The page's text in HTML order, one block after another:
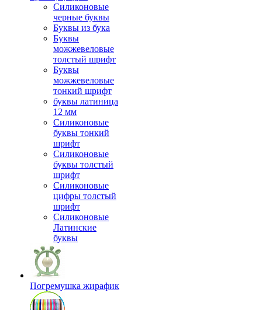
Силиконовые
черные буквы
Буквы из бука
Буквы
можжевеловые
толстый шрифт
Буквы
можжевеловые
тонкий шрифт
буквы латиница
12 мм
Силиконовые
буквы тонкий
шрифт
Силиконовые
буквы толстый
шрифт
Силиконовые
цифры толстый
шрифт
Силиконовые
Латинские
буквы
Погремушка жирафик